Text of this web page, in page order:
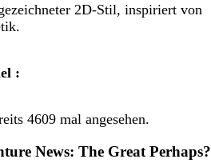
2D-Stil, inspiriert von
:
4609 mal angesehen.
News: The Great Perhaps?